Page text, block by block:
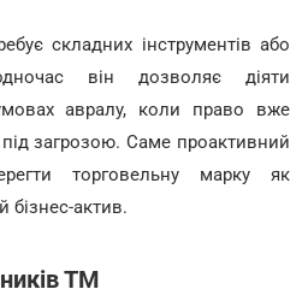
складних інструментів або
він дозволяє діяти
авралу, коли право вже
загрозою. Саме проактивний
торговельну марку як
бізнес-актив.
ТМ